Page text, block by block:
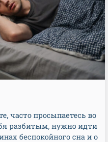
часто просыпаетесь во
разбитым, нужно идти
беспокойного сна и о